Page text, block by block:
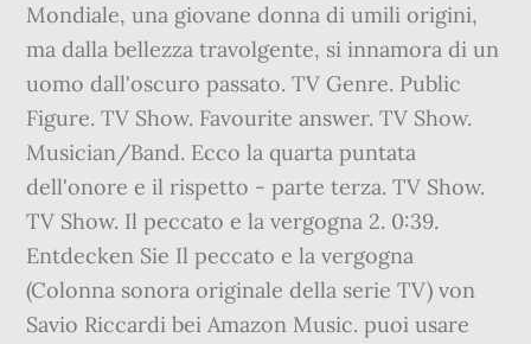
Mondiale, una giovane donna di umili origini,
ma dalla bellezza travolgente, si innamora di un
uomo dall'oscuro passato. TV Genre. Public
Figure. TV Show. Favourite answer. TV Show.
Musician/Band. Ecco la quarta puntata
dell'onore e il rispetto - parte terza. TV Show.
TV Show. Il peccato e la vergogna 2. 0:39.
Entdecken Sie Il peccato e la vergogna
(Colonna sonora originale della serie TV) von
Savio Riccardi bei Amazon Music. puoi usare